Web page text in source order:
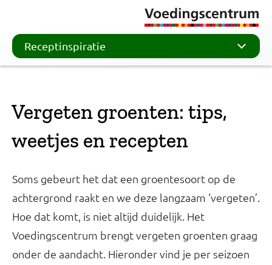
Receptinspiratie
Vergeten groenten: tips,
weetjes en recepten
Soms gebeurt het dat een groentesoort op de
achtergrond raakt en we deze langzaam ‘vergeten’.
Hoe dat komt, is niet altijd duidelijk. Het
Voedingscentrum brengt vergeten groenten graag
onder de aandacht. Hieronder vind je per seizoen